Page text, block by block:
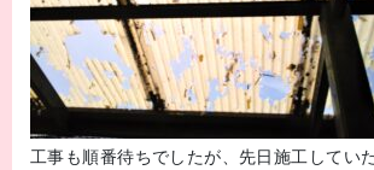
工事も順番待ちでしたが、先日施工してい